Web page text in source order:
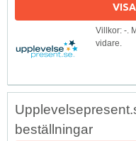
Villkor: -.
vidare.
beställningar